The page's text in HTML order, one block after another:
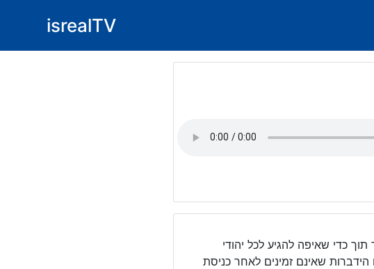
isrealTV
כדי שאיפה להגיע לכל יהודי
הידברות שאינם זמינים לאחר כניסת